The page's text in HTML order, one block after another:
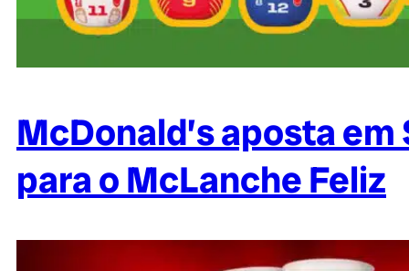
McDonald’s aposta
para o McLanche Feliz